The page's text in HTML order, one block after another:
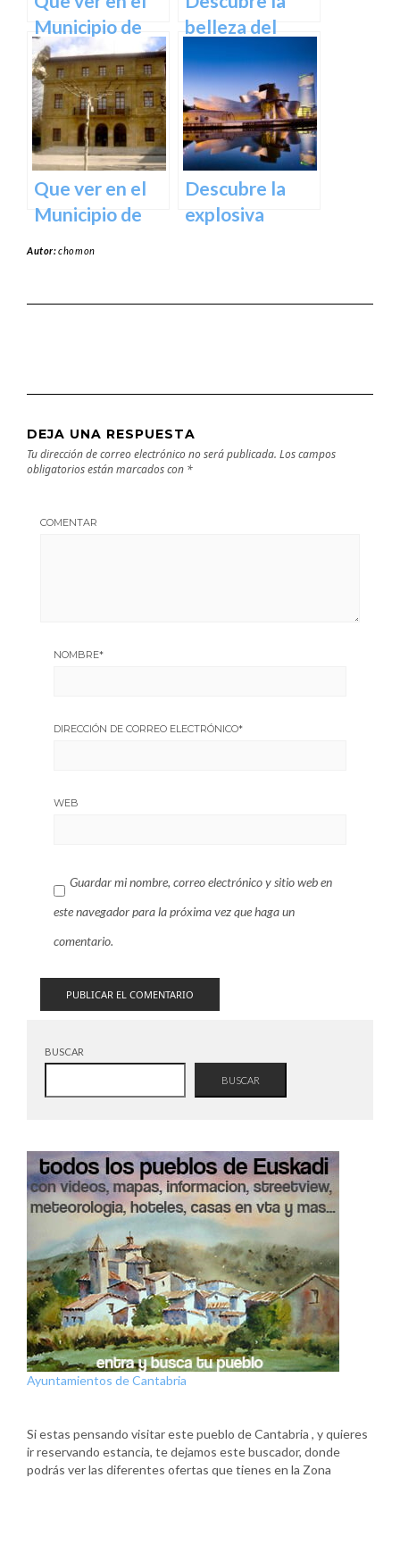
Municipio de
Sopela en
Vizcaya
belleza del
Arantzazu en
Guipuzcoa –
Guía turística y
cultural
Que ver en el
Municipio de
Descubre la
explosiva
Autor:chomon
DEJA UNA RESPUESTA
Tu dirección de correo electrónico no será publicada. Los campos
obligatorios están marcados con *
COMENTAR
NOMBRE*
DIRECCIÓN DE CORREO ELECTRÓNICO*
WEB
Guardar mi nombre, correo electrónico y sitio web en
este navegador para la próxima vez que haga un
comentario.
BUSCAR
BUSCAR
Ayuntamientos de Cantabria
Si estas pensando visitar este pueblo de Cantabria , y quieres
ir reservando estancia, te dejamos este buscador, donde
podrás ver las diferentes ofertas que tienes en la Zona